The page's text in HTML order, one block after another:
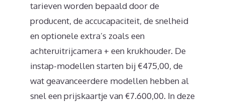
tarieven worden bepaald door de
producent, de accucapaciteit, de snelheid
en optionele extra’s zoals een
achteruitrijcamera + een krukhouder. De
instap-modellen starten bij €475,00, de
wat geavanceerdere modellen hebben al
snel een prijskaartje van €7.600,00. In deze